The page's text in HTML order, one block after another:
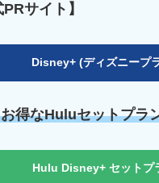
PRサイト】
Disney+ (ディズニープ
得なHuluセットプラ
Hulu Disney+ セットプ